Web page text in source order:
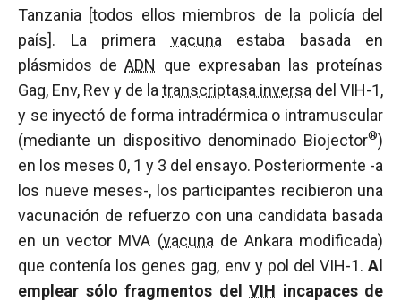
Tanzania [todos ellos miembros de la policía del
país]. La primera vacuna estaba basada en
plásmidos deADN que expresaban las proteínas
Gag, Env, Rev y de la transcriptasa inversa del VIH-1,
y se inyectó de forma intradérmica o intramuscular
(mediante un dispositivo denominado Biojector®)
en los meses 0, 1 y 3 del ensayo. Posteriormente -a
los nueve meses-, los participantes recibieron una
vacunación de refuerzo con una candidata basada
en un vector MVA (vacuna de Ankara modificada)
que contenía los genes gag, env y pol del VIH-1. Al
emplear sólo fragmentos del VIH incapaces de